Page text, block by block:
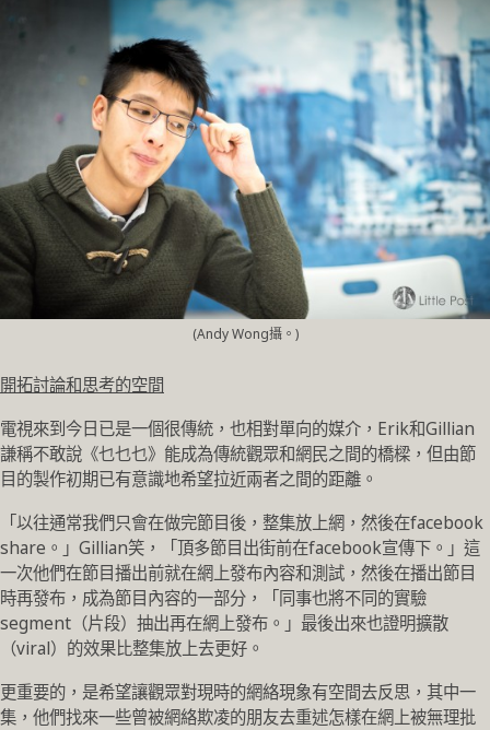
(Andy Wong攝。)
開拓討論和思考的空間
電視來到今日已是一個很傳統，也相對單向的媒介，Erik和Gillian
謙稱不敢說《乜乜乜》能成為傳統觀眾和網民之間的橋樑，但由節
目的製作初期已有意識地希望拉近兩者之間的距離。
「以往通常我們只會在做完節目後，整集放上網，然後在facebook
share。」Gillian笑，「頂多節目出街前在facebook宣傳下。」這
一次他們在節目播出前就在網上發布內容和測試，然後在播出節目
時再發布，成為節目內容的一部分，「同事也將不同的實驗
segment（片段）抽出再在網上發布。」最後出來也證明擴散
（viral）的效果比整集放上去更好。
更重要的，是希望讓觀眾對現時的網絡現象有空間去反思，其中一
集，他們找來一些曾被網絡欺凌的朋友去重述怎樣在網上被無理批